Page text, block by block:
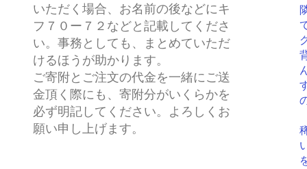
いただく場合、お名前の後などにキ
フ７０ー７２などと記載してくださ
い。事務としても、まとめていただ
けるほうが助かります。
ご寄附とご注文の代金を一緒にご送
金頂く際にも、寄附分がいくらかを
必ず明記してください。よろしくお
願い申し上げます。